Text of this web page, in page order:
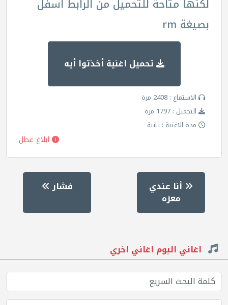
لكنها متاحة للتحميل من الرابط اسفل
بصيغة rm
تحميل اغنية أخذتوا أيه
الاستماع : 2408 مرة
التحميل : 1797 مرة
مدة الاغنية : ثانية
ابلاغ عطل
أنا عندي
معزه
فشار
اغاني البوم اغاني اخري